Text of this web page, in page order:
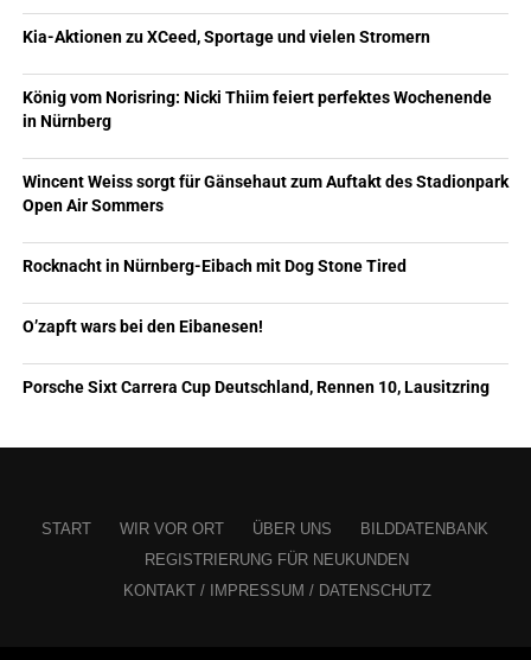
Kia-Aktionen zu XCeed, Sportage und vielen Stromern
König vom Norisring: Nicki Thiim feiert perfektes Wochenende
in Nürnberg
Wincent Weiss sorgt für Gänsehaut zum Auftakt des Stadionpark
Open Air Sommers
Rocknacht in Nürnberg-Eibach mit Dog Stone Tired
O’zapft wars bei den Eibanesen!
Porsche Sixt Carrera Cup Deutschland, Rennen 10, Lausitzring
START WIR VOR ORT ÜBER UNS
BILDDATENBANK
REGISTRIERUNG FÜR NEUKUNDEN
KONTAKT / IMPRESSUM / DATENSCHUTZ